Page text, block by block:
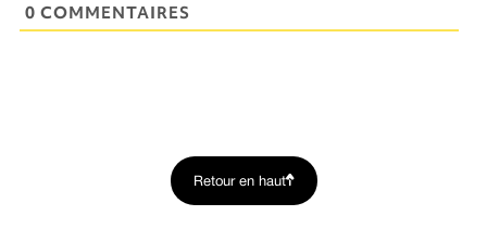
0 COMMENTAIRES
Retour en haut